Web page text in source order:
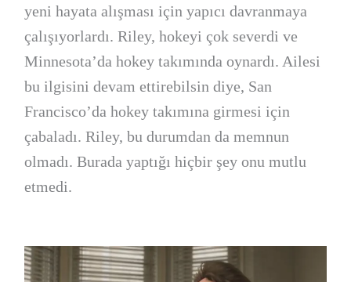
yeni hayata alışması için yapıcı davranmaya
çalışıyorlardı. Riley, hokeyi çok severdi ve
Minnesota’da hokey takımında oynardı. Ailesi
bu ilgisini devam ettirebilsin diye, San
Francisco’da hokey takımına girmesi için
çabaladı. Riley, bu durumdan da memnun
olmadı. Burada yaptığı hiçbir şey onu mutlu
etmedi.